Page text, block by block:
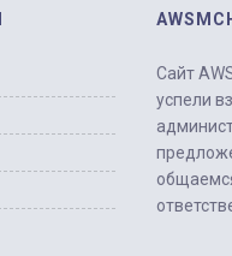
Сайт
успели